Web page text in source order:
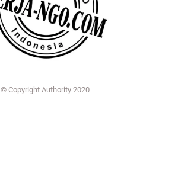
© Copyright Authority 2020